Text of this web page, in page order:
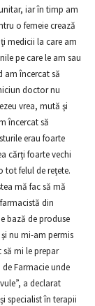
iar în timp am
o femeie crează
medicii la care am
pe care le am sau
am încercat să
doctor nu
vrea, mută şi
încercat să
erau foarte
cărţi foarte vechi
tot felul de reţete.
mă fac să mă
din
bază de produse
nu mi-am permis
mi le prepar
Farmacie unde
a declarat
specialist în terapii